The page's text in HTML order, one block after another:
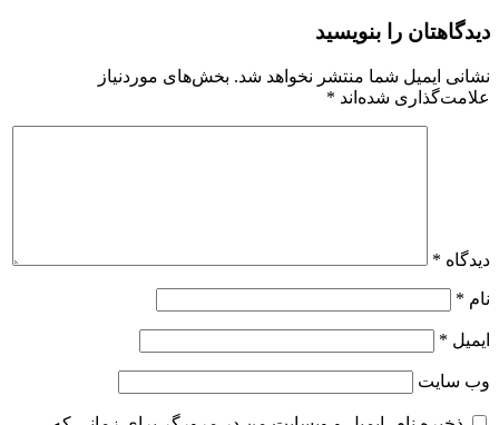
دیدگاهتان را بنویسید
نشانی ایمیل شما منتشر نخواهد شد. بخش‌های موردنیاز
علامت‌گذاری شده‌اند *
دیدگاه *
نام *
ایمیل *
وب‌ سایت